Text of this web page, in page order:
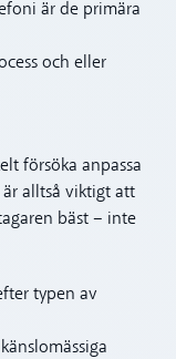
är de primära
och eller
försöka anpassa
alltså viktigt att
bäst – inte
typen av